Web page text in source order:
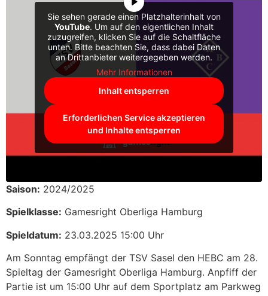
Sie sehen gerade einen Platzhalterinhalt von
YouTube. Um auf den eigentlichen Inhalt
zuzugreifen, klicken Sie auf die Schaltfläche
unten. Bitte beachten Sie, dass dabei Daten
an Drittanbieter weitergegeben werden.
Mehr Informationen
Inhalt entsperren
Erforderlichen Service akzeptieren
und Inhalte entsperren
Saison: 2024/2025
Spielklasse: Gamesright Oberliga Hamburg
Spieldatum: 23.03.2025 15:00 Uhr
Am Sonntag empfängt der TSV Sasel den HEBC am 28.
Spieltag der Gamesright Oberliga Hamburg. Anpfiff der
Partie ist um 15:00 Uhr auf dem Sportplatz am Parkweg